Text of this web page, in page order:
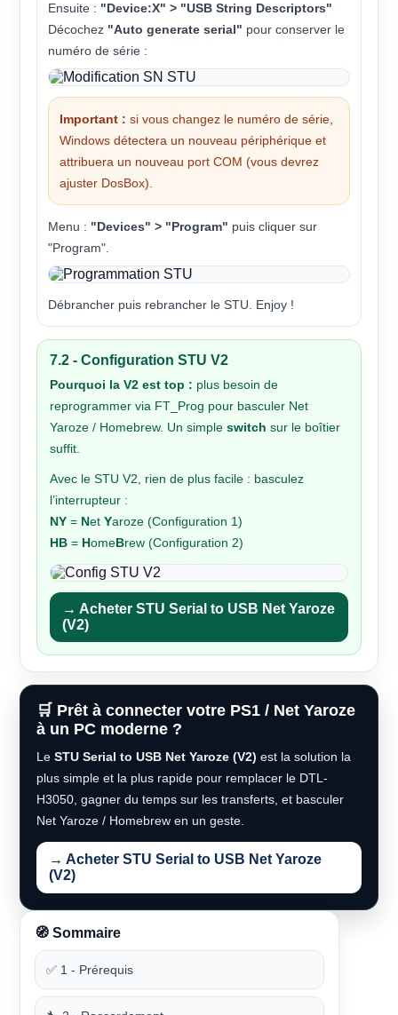
Ensuite : "Device:X" > "USB String Descriptors"
Décochez "Auto generate serial" pour conserver le
numéro de série :
Important : si vous changez le numéro de série,
Windows détectera un nouveau périphérique et
attribuera un nouveau port COM (vous devrez
ajuster DosBox).
Menu : "Devices" > "Program" puis cliquer sur
"Program".
Débrancher puis rebrancher le STU. Enjoy !
7.2 - Configuration STU V2
Pourquoi la V2 est top : plus besoin de
reprogrammer via FT_Prog pour basculer Net
Yaroze / Homebrew. Un simple switch sur le boîtier
suffit.
Avec le STU V2, rien de plus facile : basculez
l’interrupteur :
NY = Net Yaroze (Configuration 1)
HB = HomeBrew (Configuration 2)
→ Acheter STU Serial to USB Net Yaroze
(V2)
🛒 Prêt à connecter votre PS1 / Net Yaroze
à un PC moderne ?
Le STU Serial to USB Net Yaroze (V2) est la solution la
plus simple et la plus rapide pour remplacer le DTL-
H3050, gagner du temps sur les transferts, et basculer
Net Yaroze / Homebrew en un geste.
→ Acheter STU Serial to USB Net Yaroze
(V2)
🧭 Sommaire
✅ 1 - Prérequis